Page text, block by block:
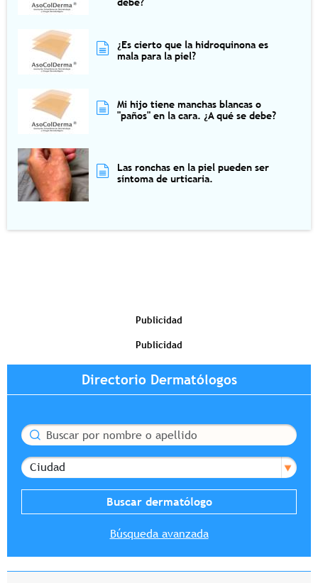
¿Es cierto que la hidroquinona es
mala para la piel?
Mi hijo tiene manchas blancas o
"paños" en la cara. ¿A qué se debe?
Las ronchas en la piel pueden ser
síntoma de urticaria.
Publicidad
Publicidad
Directorio Dermatólogos
Buscar
Ciudad
Búsqueda avanzada